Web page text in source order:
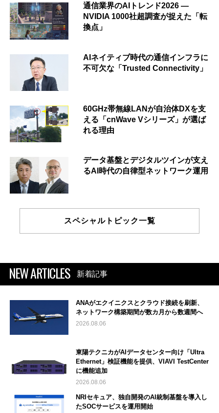
通信業界のAIトレンド2026 ―
NVIDIA 1000社超調査が捉えた「転
換点」
AIネイティブ時代の通信インフラに
不可欠な「Trusted Connectivity」
60GHz帯無線LANが自治体DXを支
える「cnWave Vシリーズ」が選ば
れる理由
データ基盤とデジタルツインが支え
るAI時代の自律型ネットワーク運用
スペシャルトピック一覧
NEW ARTICLES 新着記事
ANAがエクイニクスとクラウド接続を刷新、
ネットワーク構築期間が数カ月から数週間へ
2026.08.06
東陽テクニカがAIデータセンター向け「Ultra
Ethernet」検証機能を提供、VIAVI TestCenter
に機能追加
2026.08.06
NRIセキュア、独自開発のAI統制基盤を導入し
たSOCサービスを運用開始